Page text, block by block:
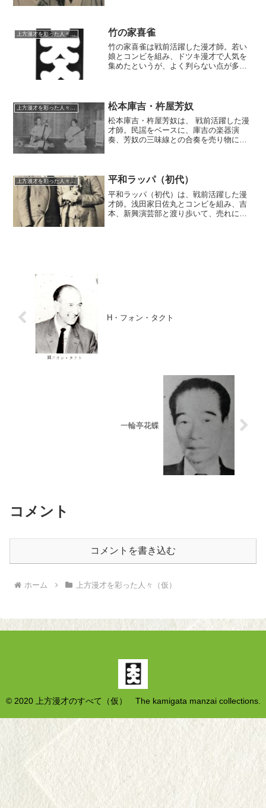
太、やなぎ浩二などを育てた。
上方漫才を彩った人々（仮） 竹の家喜雀
竹の家喜雀は戦前活躍した漫才師。若い
娘とコンビを組み、ドツキ漫才で人気を
集めたというが、よく判らない点が多く
上方漫才を彩った人々（仮） 松本庫吉・杵屋芳奴
松本庫吉・杵屋芳奴は、 戦前活躍した漫
才師。民謡をベースに、庫吉の楽器演
奏、芳奴の三味線との合奏を売り物にし
上方漫才を彩った人々（仮） 平和ラッパ（初代）
平和ラッパ（初代）は、戦前活躍した漫
才師。浅田家日佐丸とコンビを組み、吉
本、新興演芸部と渡り歩いて、売れに売
H・フォン・タクト
一輪亭花蝶
コメント
コメントを書き込む
ホーム 上方漫才を彩った人々（仮）
© 2020 上方漫才のすべて（仮） The kamigata manzai collections.